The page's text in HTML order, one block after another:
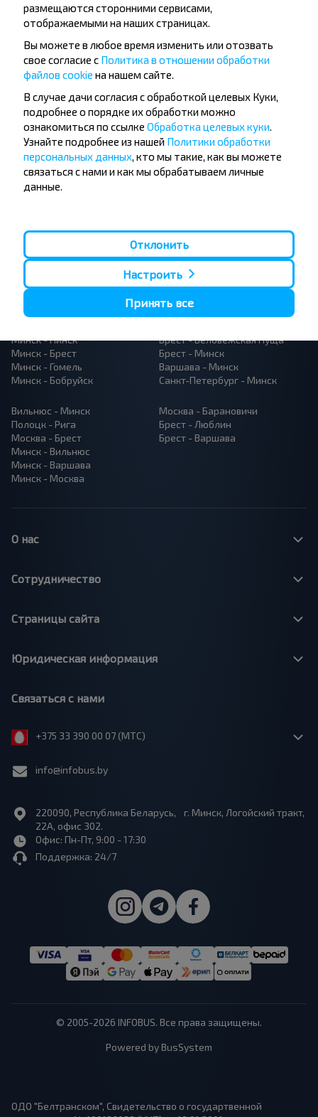
Не пропусти специальные акции, скидки и
другие интересные предложения INFOBUS.
Подпишись на получение новостей и
путешествуй с нами дешевле!
Подписаться
Популярные автобусные
направления
Минск - Несвиж
Минск - Пинск
Минск - Брест
Минск - Гомель
Минск - Бобруйск
Минск - Барановичи
Брест - Беловежская Пуща
Брест - Минск
Варшава - Минск
Санкт-Петербург - Минск
Вильнюс - Минск
Полоцк - Рига
Москва - Брест
Минск - Вильнюс
Минск - Варшава
Минск - Москва
Москва - Барановичи
Брест - Люблин
Брест - Варшава
О нас
Сотрудничество
Страницы сайта
Юридическая информация
Связаться с нами
+375 33 390 00 07 (МТС)
info@infobus.by
220090, Республика Беларусь, г. Минск, Логойский тракт,
22А, офис 302.
Офис: Пн-Пт, 9:00 - 17:30
Поддержка: 24/7
© 2005-2026 INFOBUS. Все права защищены.
Powered by BusSystem
ОДО "Белтранском", Свидетельство о государтвенной
размещаются сторонними сервисами,
отображаемыми на наших страницах.
Вы можете в любое время изменить или отозвать
свое согласие с Политика в отношении обработки
файлов cookie на нашем сайте.
В случае дачи согласия с обработкой целевых Куки,
подробнее о порядке их обработки можно
ознакомиться по ссылке Обработка целевых куки.
Узнайте подробнее из нашей Политики обработки
персональных данных, кто мы такие, как вы можете
связаться с нами и как мы обрабатываем личные
данные.
Отклонить
Настроить
Принять все